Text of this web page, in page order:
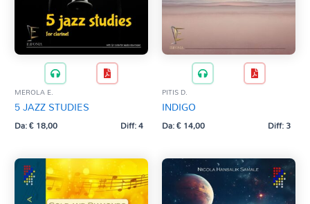
MEROLA E.
5 JAZZ STUDIES
Da:€18,00 Diff: 4
PITIS D.
INDIGO
Da:€14,00 Diff: 3